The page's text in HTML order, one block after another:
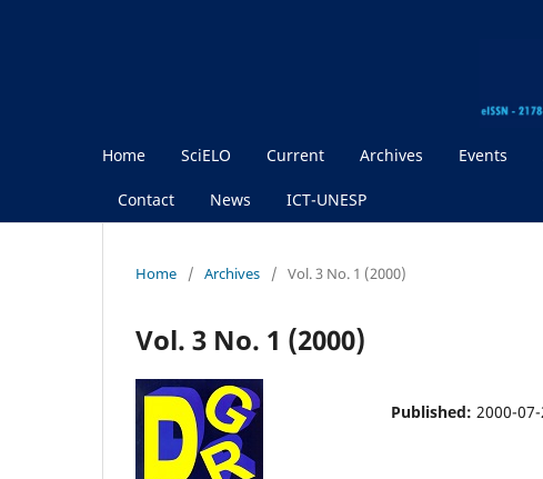
Home SciELO Current Archives Events
Contact News ICT-UNESP
Home / Archives / Vol. 3 No. 1 (2000)
Vol. 3 No. 1 (2000)
Published: 2000-